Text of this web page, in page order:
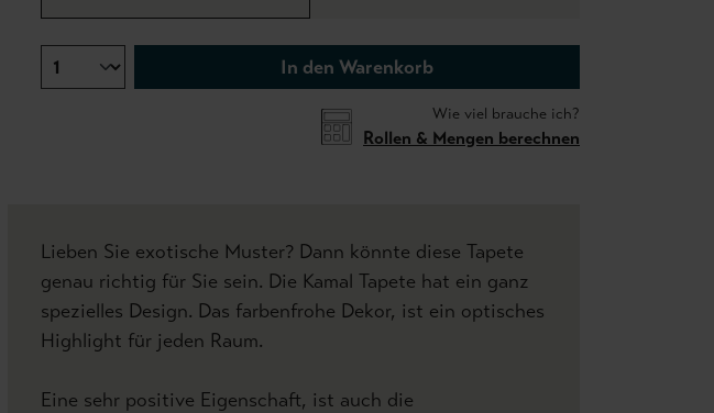
In den Warenkorb
Wie viel brauche ich?
Rollen & Mengen berechnen
Lieben Sie exotische Muster? Dann könnte diese Tapete
genau richtig für Sie sein. Die Kamal Tapete hat ein ganz
spezielles Design. Das farbenfrohe Dekor, ist ein optisches
Highlight für jeden Raum.
Eine sehr positive Eigenschaft, ist auch die